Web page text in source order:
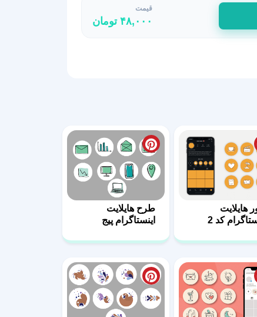
قیمت
۴۸,۰۰۰ تومان
هایلایت
کد 2
طرح هایلایت
اینستاگرام پیج